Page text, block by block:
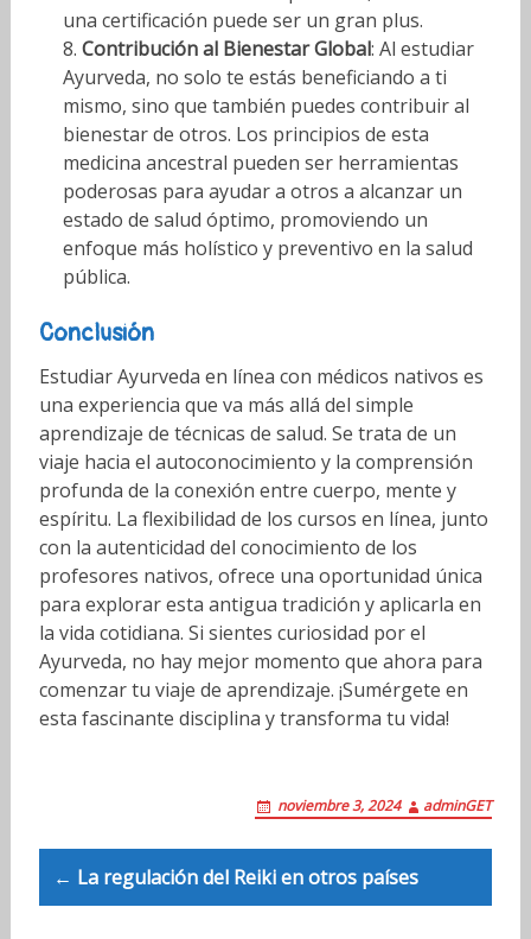
una certificación puede ser un gran plus.
Contribución al Bienestar Global: Al estudiar
Ayurveda, no solo te estás beneficiando a ti
mismo, sino que también puedes contribuir al
bienestar de otros. Los principios de esta
medicina ancestral pueden ser herramientas
poderosas para ayudar a otros a alcanzar un
estado de salud óptimo, promoviendo un
enfoque más holístico y preventivo en la salud
pública.
Conclusión
Estudiar Ayurveda en línea con médicos nativos es
una experiencia que va más allá del simple
aprendizaje de técnicas de salud. Se trata de un
viaje hacia el autoconocimiento y la comprensión
profunda de la conexión entre cuerpo, mente y
espíritu. La flexibilidad de los cursos en línea, junto
con la autenticidad del conocimiento de los
profesores nativos, ofrece una oportunidad única
para explorar esta antigua tradición y aplicarla en
la vida cotidiana. Si sientes curiosidad por el
Ayurveda, no hay mejor momento que ahora para
comenzar tu viaje de aprendizaje. ¡Sumérgete en
esta fascinante disciplina y transforma tu vida!
noviembre 3, 2024 adminGET
P
o
← La regulación del Reiki en otros países